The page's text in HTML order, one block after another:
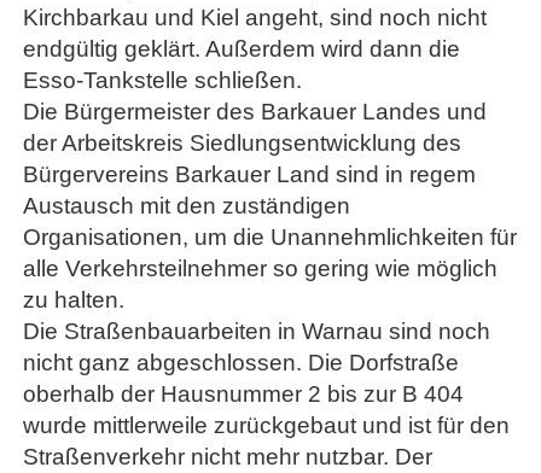
Kirchbarkau und Kiel angeht, sind noch nicht
endgültig geklärt. Außerdem wird dann die
Esso-Tankstelle schließen.
Die Bürgermeister des Barkauer Landes und
der Arbeitskreis Siedlungsentwicklung des
Bürgervereins Barkauer Land sind in regem
Austausch mit den zuständigen
Organisationen, um die Unannehmlichkeiten für
alle Verkehrsteilnehmer so gering wie möglich
zu halten.
Die Straßenbauarbeiten in Warnau sind noch
nicht ganz abgeschlossen. Die Dorfstraße
oberhalb der Hausnummer 2 bis zur B 404
wurde mittlerweile zurückgebaut und ist für den
Straßenverkehr nicht mehr nutzbar. Der